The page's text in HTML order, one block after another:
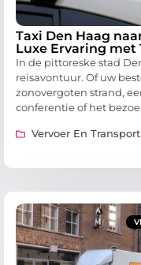
Taxi Den Haag
Luxe Ervaring met
In de pittoreske stad
reisavontuur. Of uw
zonovergoten strand,
conferentie of het
Vervoer En Transport